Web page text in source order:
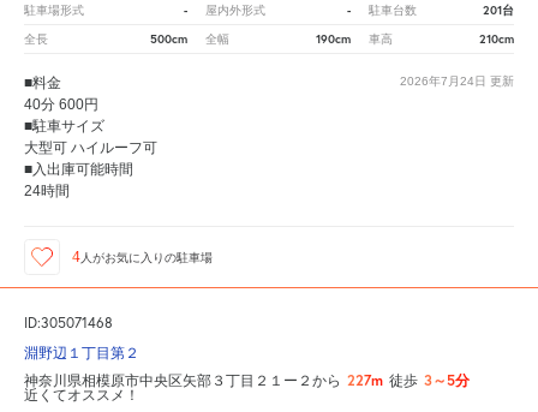
駐車場形式 - 屋内外形式 - 駐車台数 201台
全長 500cm 全幅 190cm 車高 210cm
2026年7月24日 更新
■料金
40分 600円
■駐車サイズ
大型可 ハイルーフ可
■入出庫可能時間
24時間
4 人がお気に入りの駐車場
ID:305071468
淵野辺１丁目第２
神奈川県相模原市中央区矢部３丁目２１ー２から 227m 徒歩 3～5分
近くてオススメ！